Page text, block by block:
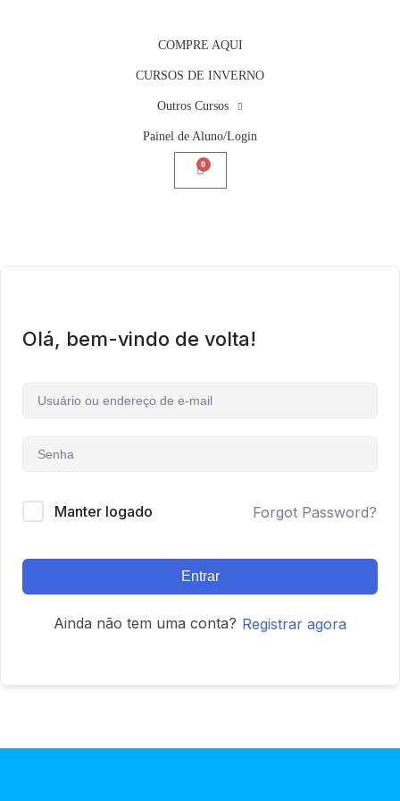
COMPRE AQUI
CURSOS DE INVERNO
Outros Cursos
Painel de Aluno/Login
0
Olá, bem-vindo de volta!
Manter logado Forgot Password?
Entrar
Ainda não tem uma conta? Registrar agora